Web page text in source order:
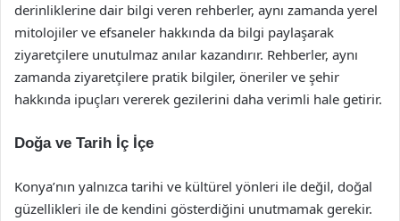
derinliklerine dair bilgi veren rehberler, aynı zamanda yerel
mitolojiler ve efsaneler hakkında da bilgi paylaşarak
ziyaretçilere unutulmaz anılar kazandırır. Rehberler, aynı
zamanda ziyaretçilere pratik bilgiler, öneriler ve şehir
hakkında ipuçları vererek gezilerini daha verimli hale getirir.
Doğa ve Tarih İç İçe
Konya’nın yalnızca tarihi ve kültürel yönleri ile değil, doğal
güzellikleri ile de kendini gösterdiğini unutmamak gerekir.